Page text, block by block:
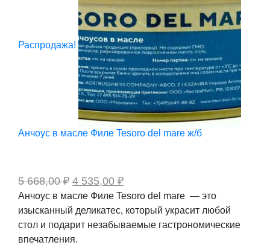
Распродажа!
Анчоус в масле Филе Tesoro del mare ж/б
5 668,00₽ Первоначальная
цена
составляла
5
668,00 ₽.
4 535,00 ₽Текущая
цена:
4
535,00 ₽.
Анчоус в масле Филе Tesoro del mare — это
изысканный деликатес, который украсит любой
стол и подарит незабываемые гастрономические
впечатления.